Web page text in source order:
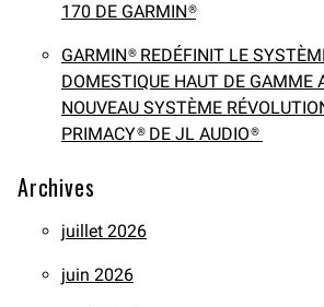
170 DE GARMIN®
GARMIN® REDÉFINIT LE
DOMESTIQUE HAUT DE GAMME
NOUVEAU SYSTÈME
PRIMACY® DE JL AUDIO®
Archives
juillet 2026
juin 2026